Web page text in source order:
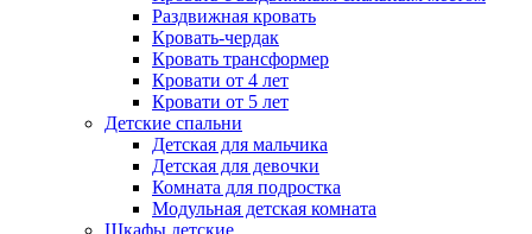
Раздвижная кровать
Кровать-чердак
Кровать трансформер
Кровати от 4 лет
Кровати от 5 лет
Детские спальни
Детская для мальчика
Детская для девочки
Комната для подростка
Модульная детская комната
Шкафы детские